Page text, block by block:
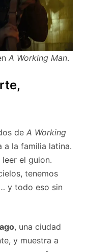
A Working Man.
de A Working
a la familia latina.
leer el guion.
tenemos
y todo eso sin
, una ciudad
y muestra a